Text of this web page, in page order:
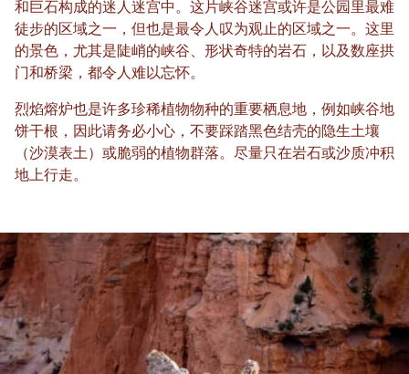
和巨石构成的迷人迷宫中。这片峡谷迷宫或许是公园里最难
徒步的区域之一，但也是最令人叹为观止的区域之一。这里
的景色，尤其是陡峭的峡谷、形状奇特的岩石，以及数座拱
门和桥梁，都令人难以忘怀。
烈焰熔炉也是许多珍稀植物物种的重要栖息地，例如峡谷地
饼干根，因此请务必小心，不要踩踏黑色结壳的隐生土壤
（沙漠表土）或脆弱的植物群落。尽量只在岩石或沙质冲积
地上行走。